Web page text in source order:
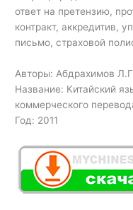
ответ на претензию,
контракт, аккредитив,
письмо, страховой
Авторы: Абдрахимов
Название: Китайский
коммерческого
Год: 2011